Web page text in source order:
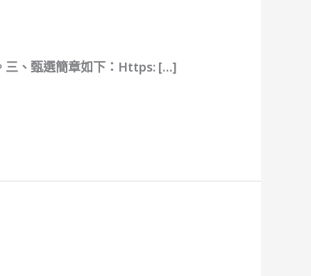
三、甄選簡章如下：https: […]